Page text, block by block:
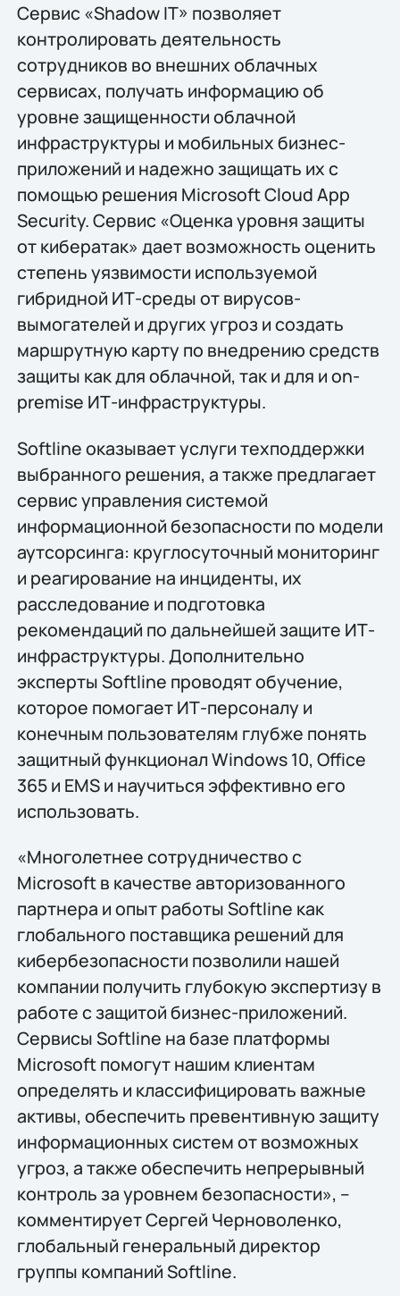
Сервис «Shadow IT» позволяет
контролировать деятельность
сотрудников во внешних облачных
сервисах, получать информацию об
уровне защищенности облачной
инфраструктуры и мобильных бизнес-
приложений и надежно защищать их с
помощью решения Microsoft Cloud App
Security. Сервис «Оценка уровня защиты
от кибератак» дает возможность оценить
степень уязвимости используемой
гибридной ИТ-среды от вирусов-
вымогателей и других угроз и создать
маршрутную карту по внедрению средств
защиты как для облачной, так и для и on-
premise ИТ-инфраструктуры.
Softline оказывает услуги техподдержки
выбранного решения, а также предлагает
сервис управления системой
информационной безопасности по модели
аутсорсинга: круглосуточный мониторинг
и реагирование на инциденты, их
расследование и подготовка
рекомендаций по дальнейшей защите ИТ-
инфраструктуры. Дополнительно
эксперты Softline проводят обучение,
которое помогает ИТ-персоналу и
конечным пользователям глубже понять
защитный функционал Windows 10, Office
365 и EMS и научиться эффективно его
использовать.
«Многолетнее сотрудничество с
Microsoft в качестве авторизованного
партнера и опыт работы Softline как
глобального поставщика решений для
кибербезопасности позволили нашей
компании получить глубокую экспертизу в
работе с защитой бизнес-приложений.
Сервисы Softline на базе платформы
Microsoft помогут нашим клиентам
определять и классифицировать важные
активы, обеспечить превентивную защиту
информационных систем от возможных
угроз, а также обеспечить непрерывный
контроль за уровнем безопасности», –
комментирует Сергей Черноволенко,
глобальный генеральный директор
группы компаний Softline.